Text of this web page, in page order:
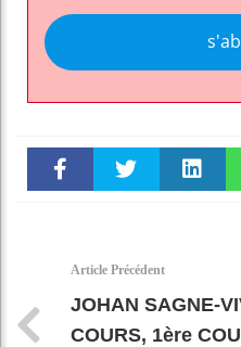
Article Précédent
JOHAN SAGNE-
COURS, 1ère